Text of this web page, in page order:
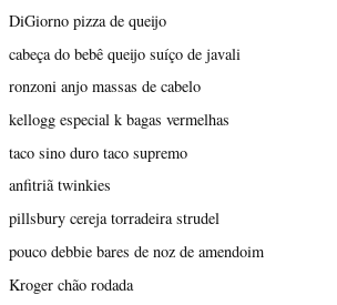
DiGiorno pizza de queijo
cabeça do bebê queijo suíço de javali
ronzoni anjo massas de cabelo
kellogg especial k bagas vermelhas
taco sino duro taco supremo
anfitriã twinkies
pillsbury cereja torradeira strudel
pouco debbie bares de noz de amendoim
Kroger chão rodada